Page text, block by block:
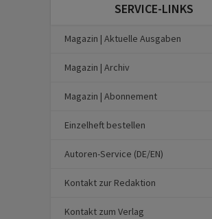
SERVICE-LINKS
Magazin | Aktuelle Ausgaben
Magazin | Archiv
Magazin | Abonnement
Einzelheft bestellen
Autoren-Service (DE/EN)
Kontakt zur Redaktion
Kontakt zum Verlag